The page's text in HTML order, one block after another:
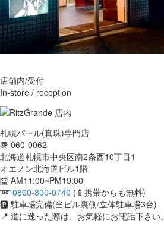
店舗内/受付
In-store / reception
札幌パール(真珠)専門店
〠 060-0062
北海道札幌市中央区南2条西10丁目1
オエノン北海道ビル1階
🈺 AM11:00~PM19:00
➿0800-800-0740 (📱携帯からも無料)
🅿️ 駐車場完備(当ビル裏側/立体駐車場3台)
📍 道に迷った際は、お気軽にお電話下さい。